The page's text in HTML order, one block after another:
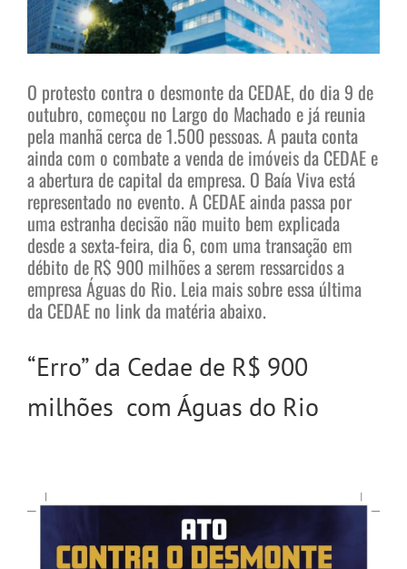
O protesto contra o desmonte da CEDAE, do dia 9 de
outubro, começou no Largo do Machado e já reunia
pela manhã cerca de 1.500 pessoas. A pauta conta
ainda com o combate a venda de imóveis da CEDAE e
a abertura de capital da empresa. O Baía Viva está
representado no evento. A CEDAE ainda passa por
uma estranha decisão não muito bem explicada
desde a sexta-feira, dia 6, com uma transação em
débito de R$ 900 milhões a serem ressarcidos a
empresa Águas do Rio. Leia mais sobre essa última
da CEDAE no link da matéria abaixo.
“Erro” da Cedae de R$ 900
milhões com Águas do Rio